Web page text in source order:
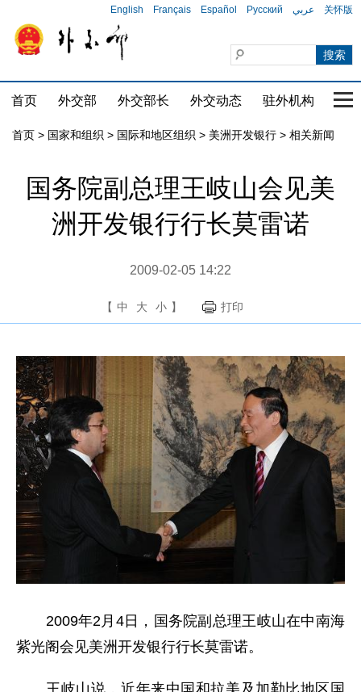
English Français Español Русский عربي 关怀版
首页 外交部 外交部长 外交动态 驻外机构 国
首页 > 国家和组织 > 国际和地区组织 > 美洲开发银行 > 相关新闻
国务院副总理王岐山会见美
洲开发银行行长莫雷诺
2009-02-05 14:22
【 中 大 小 】 打印
2009年2月4日，国务院副总理王岐山在中南海
紫光阁会见美洲开发银行行长莫雷诺。
王岐山说，近年来中国和拉美及加勒比地区国